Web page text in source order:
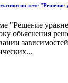
по теме "Решение
"Решение
обьяснения